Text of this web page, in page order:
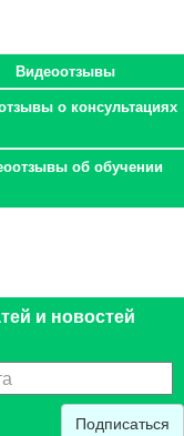
Видеоотзывы
о консультациях
об обучении
и новостей
Подписаться